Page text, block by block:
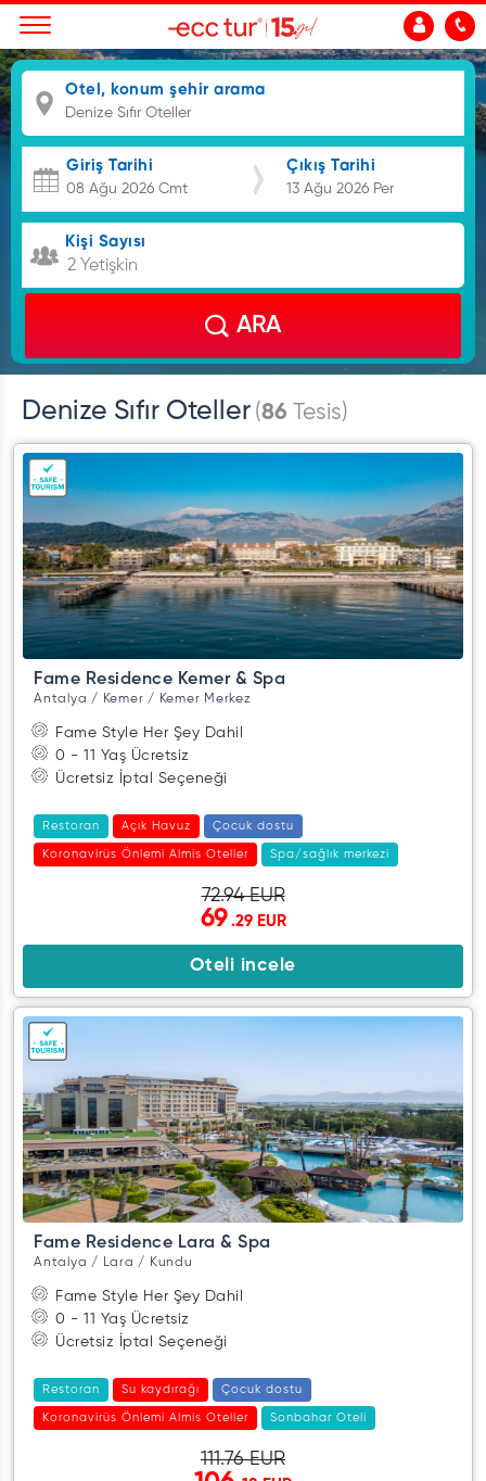
Otel, konum şehir arama
Giriş Tarihi Çıkış Tarihi
Kişi Sayısı
2 Yetişkin
ARA
Denize Sıfır Oteller (86 Tesis)
Fame Residence Kemer & Spa
Antalya / Kemer / Kemer Merkez
Fame Style Her Şey Dahil
0 - 11 Yaş Ücretsiz
Ücretsiz İptal Seçeneği
Restoran Açık Havuz Çocuk dostu
Koronavirüs Önlemi Almis Oteller Spa/sağlık merkezi
72.94 EUR
69.29 EUR
Oteli incele
Fame Residence Lara & Spa
Antalya / Lara / Kundu
Fame Style Her Şey Dahil
0 - 11 Yaş Ücretsiz
Ücretsiz İptal Seçeneği
Restoran Su kaydırağı Çocuk dostu
Koronavirüs Önlemi Almis Oteller Sonbahar Oteli
111.76 EUR